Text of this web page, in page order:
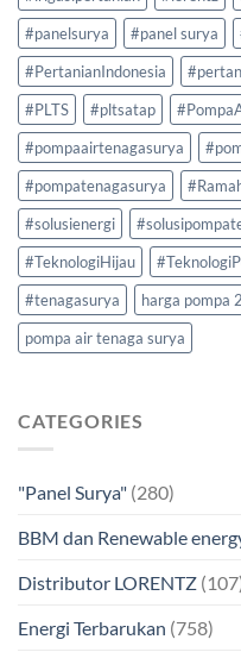
#panelsurya
#panel surya
#PertanianIndonesia
#PLTS
#pltsatap
#pompaairtenagasurya
#pompatenagasurya
#solusienergi
#TeknologiHijau
#tenagasurya
harga pompa
pompa air tenaga surya
CATEGORIES
"Panel Surya" (280)
BBM dan Renewable
Distributor LORENTZ
Energi Terbarukan (758)